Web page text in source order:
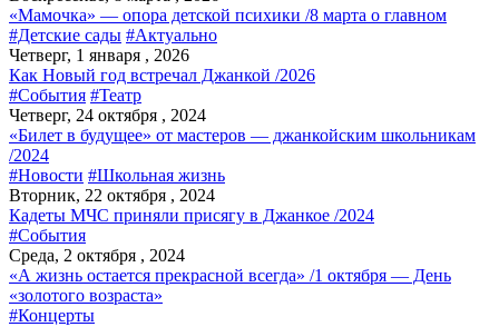
«Мамочка» — опора детской психики /8 марта о главном
#Детские сады #Актуально
Четверг, 1 января , 2026
Как Новый год встречал Джанкой /2026
#События #Театр
Четверг, 24 октября , 2024
«Билет в будущее» от мастеров — джанкойским школьникам
/2024
#Новости #Школьная жизнь
Вторник, 22 октября , 2024
Кадеты МЧС приняли присягу в Джанкое /2024
#События
Среда, 2 октября , 2024
«А жизнь остается прекрасной всегда» /1 октября — День
«золотого возраста»
#Концерты